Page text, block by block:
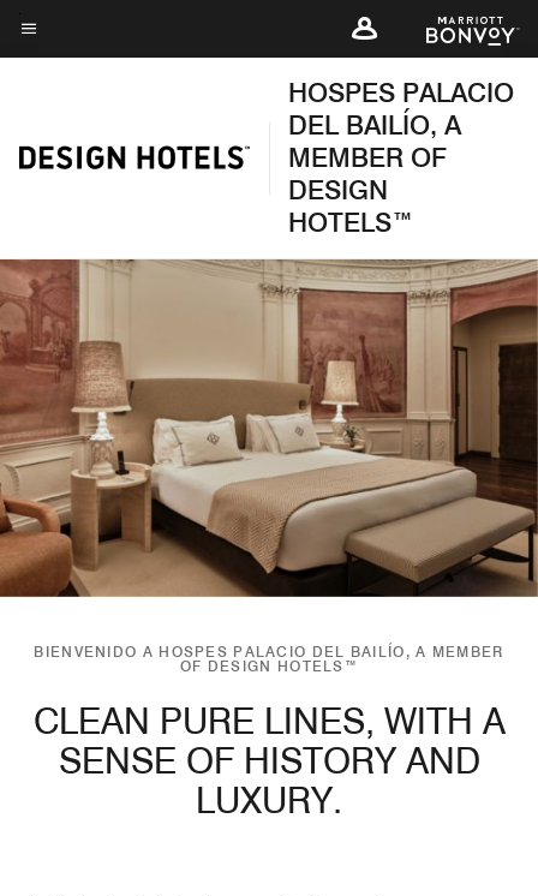
Skip
toTexto del menú
HOSPES PALACIO
DEL BAILÍO, A
MEMBER OF
DESIGN
HOTELS™
BIENVENIDO A HOSPES PALACIO DEL BAILÍO, A MEMBER
OF DESIGN HOTELS™
CLEAN PURE LINES, WITH A
SENSE OF HISTORY AND
LUXURY.